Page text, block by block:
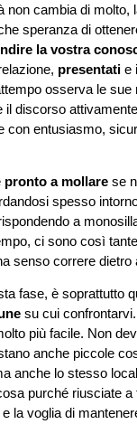
non cambia di molto,
speranza di
la vostra
presentati e
osserva le
il discorso
con entusiasmo,
pronto a mollare se
spesso
a
ci sono così
senso correre dietro
fase, è soprattutto
su cui
più facile. Non
anche piccole
anche lo stesso
purché riusciate a
e la voglia di